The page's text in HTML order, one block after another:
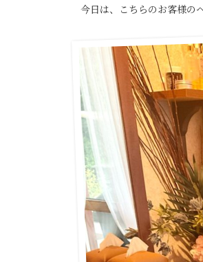
今日は、こちらのお客様の